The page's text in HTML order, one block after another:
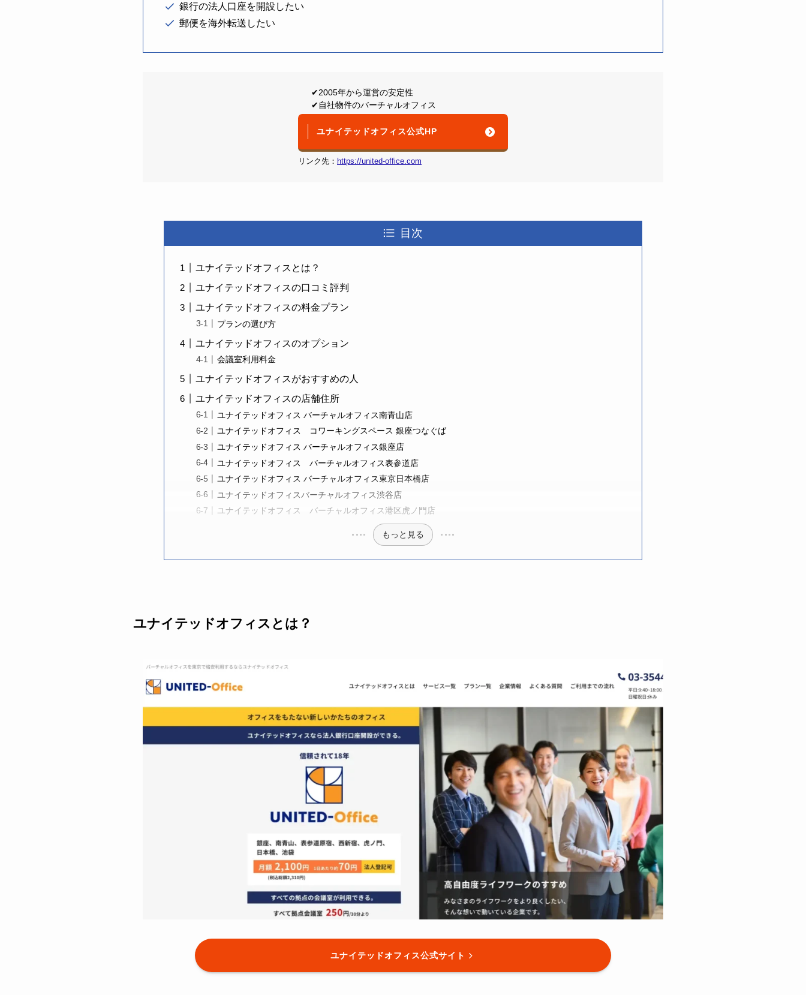
銀行の法人口座を開設したい
郵便を海外転送したい
✔︎2005年から運営の安定性
✔︎自社物件のバーチャルオフィス
ユナイテッドオフィス公式HP
リンク先： https://united-office.com
目次
ユナイテッドオフィスとは？
ユナイテッドオフィスの口コミ評判
ユナイテッドオフィスの料金プラン
プランの選び方
ユナイテッドオフィスのオプション
会議室利用料金
ユナイテッドオフィスがおすすめの人
ユナイテッドオフィスの店舗住所
ユナイテッドオフィス バーチャルオフィス南⻘山店
ユナイテッドオフィス コワーキングスペース 銀座つなぐば
ユナイテッドオフィス バーチャルオフィス銀座店
ユナイテッドオフィス バーチャルオフィス表参道店
ユナイテッドオフィス バーチャルオフィス東京日本橋店
ユナイテッドオフィスバーチャルオフィス渋谷店
ユナイテッドオフィス バーチャルオフィス港区虎ノ門店
もっと見る
ユナイテッドオフィスとは？
ユナイテッドオフィス公式サイト